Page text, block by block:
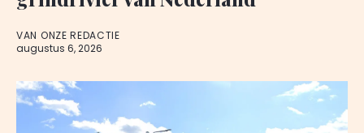
VAN ONZE REDACTIE
augustus 6, 2026